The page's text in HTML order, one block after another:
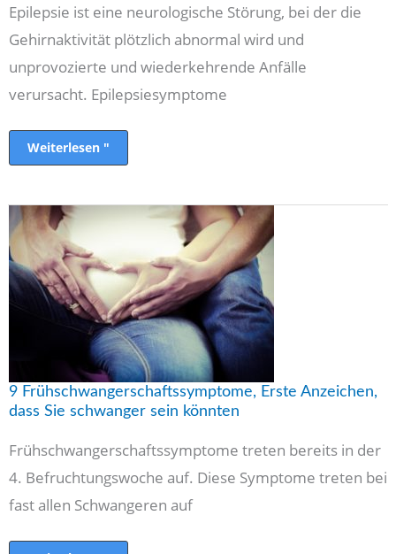
Epilepsie ist eine neurologische Störung, bei der die
Gehirnaktivität plötzlich abnormal wird und
unprovozierte und wiederkehrende Anfälle
verursacht. Epilepsiesymptome
Weiterlesen "
9 Frühschwangerschaftssymptome, Erste Anzeichen,
dass Sie schwanger sein könnten
Frühschwangerschaftssymptome treten bereits in der
4. Befruchtungswoche auf. Diese Symptome treten bei
fast allen Schwangeren auf
9
Frühschwangerschaftssymptome,
Erste
Anzeichen,
dass
Sie
schwanger
sein
könnten